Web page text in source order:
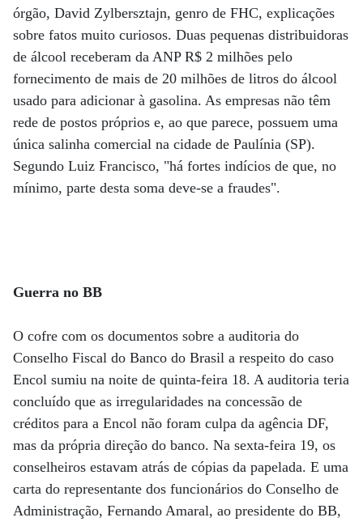
órgão, David Zylbersztajn, genro de FHC, explicações
sobre fatos muito curiosos. Duas pequenas distribuidoras
de álcool receberam da ANP R$ 2 milhões pelo
fornecimento de mais de 20 milhões de litros do álcool
usado para adicionar à gasolina. As empresas não têm
rede de postos próprios e, ao que parece, possuem uma
única salinha comercial na cidade de Paulínia (SP).
Segundo Luiz Francisco, "há fortes indícios de que, no
mínimo, parte desta soma deve-se a fraudes".
Guerra no BB
O cofre com os documentos sobre a auditoria do
Conselho Fiscal do Banco do Brasil a respeito do caso
Encol sumiu na noite de quinta-feira 18. A auditoria teria
concluído que as irregularidades na concessão de
créditos para a Encol não foram culpa da agência DF,
mas da própria direção do banco. Na sexta-feira 19, os
conselheiros estavam atrás de cópias da papelada. E uma
carta do representante dos funcionários do Conselho de
Administração, Fernando Amaral, ao presidente do BB,